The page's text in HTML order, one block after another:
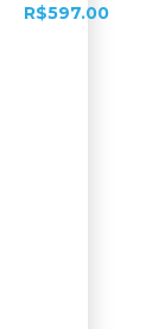
R$597.00